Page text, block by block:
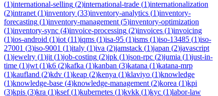
(1)international-selling (2)international-trade (1)internationalization
(2)intranet (1)inventory (33)inventory-analytics (1)inventory-
forecasting (1)inventory-management (5)inventory-optimization
(1)inventory-sync (4)invoice-processing (2)invoices (1)invoicing
(1)ios-android (1)iot (11)iqms (1)isa-95 (1)isms (1)iso-13485 (1)iso-
27001 (3)iso-9001 (1)italy (1)iva (2)jamstack (1)japan (2)javascript
(1)jewelry (1)jit (1)job-costing (2)jpk (1)json-rpc (2)jumia (1)just-in-
time (1)jwt (1)k6 (2)kafka (1)kanban (3)katana (1)katana-mrp
(1)kaufland (2)kdv (1)keap (2)kenya (1)klaviyo (1)knowledge
(1)knowledge-base (4)knowledge-management (2)korea (1)kpi
(3)kpis (3)kra (1)ksef(1)kubernetes (1)kvkk (1)kyc (1)labor-law